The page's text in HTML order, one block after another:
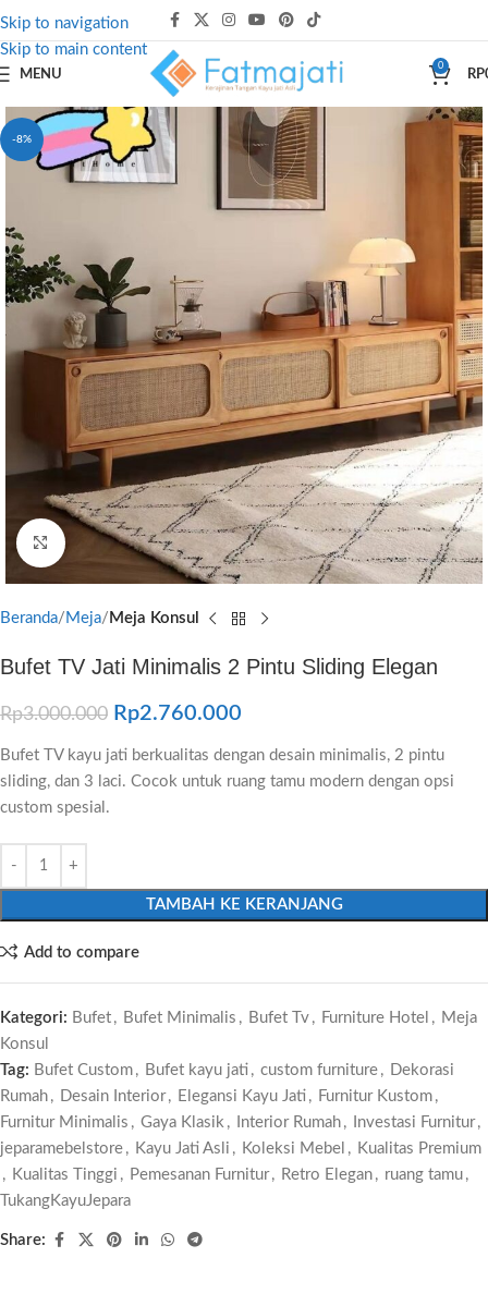
Skip to navigation
Skip to main content
MENU
0
RP
-8%
Click to enlarge
Beranda Meja Meja Konsul
Bufet TV Jati Minimalis 2 Pintu Sliding Elegan
Rp3.000.000 Rp2.760.000
Bufet TV kayu jati berkualitas dengan desain minimalis, 2 pintu
sliding, dan 3 laci. Cocok untuk ruang tamu modern dengan opsi
custom spesial.
TAMBAH KE KERANJANG
Add to compare
Kategori: Bufet , Bufet Minimalis , Bufet Tv , Furniture Hotel , Meja
Konsul
Tag: Bufet Custom , Bufet kayu jati , custom furniture , Dekorasi
Rumah , Desain Interior , Elegansi Kayu Jati , Furnitur Kustom ,
Furnitur Minimalis , Gaya Klasik , Interior Rumah , Investasi Furnitur ,
jeparamebelstore , Kayu Jati Asli , Koleksi Mebel , Kualitas Premium
, Kualitas Tinggi , Pemesanan Furnitur , Retro Elegan , ruang tamu ,
TukangKayuJepara
Share: